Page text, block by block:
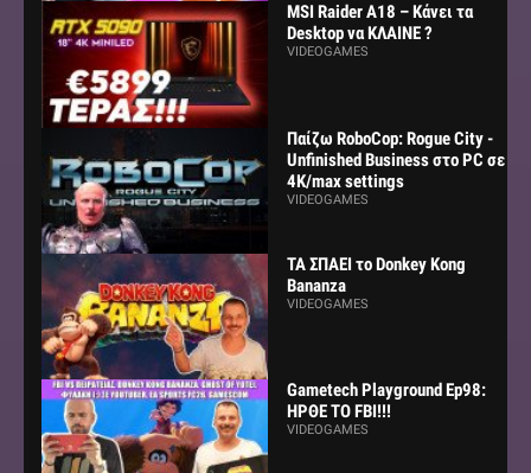
MSI Raider A18 – Κάνει τα
Desktop να ΚΛΑΙΝΕ ?
VIDEOGAMES
Παίζω RoboCop: Rogue City -
Unfinished Business στο PC σε
4K/max settings
VIDEOGAMES
ΤΑ ΣΠΑΕΙ το Donkey Kong
Bananza
VIDEOGAMES
Gametech Playground Ep98:
ΗΡΘΕ ΤΟ FBI!!!
VIDEOGAMES